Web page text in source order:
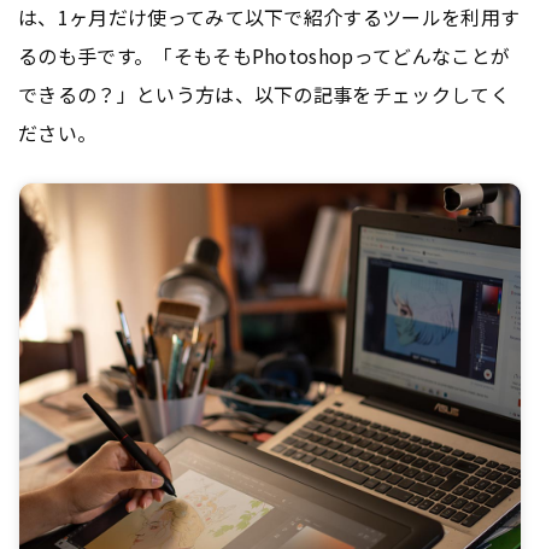
は、1ヶ月だけ使ってみて以下で紹介するツールを利用す
るのも手です。「そもそもPhotoshopってどんなことが
できるの？」という方は、以下の記事をチェックしてく
ださい。